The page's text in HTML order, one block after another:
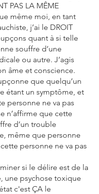
PAS LA MÊME
même moi, en tant
j’ai le DROIT
quant à si telle
souffre d’une
ou autre. J’agis
âme et conscience.
que quelqu’un
étant un symptôme, et
personne ne va pas
n’affirme que cette
d’un trouble
même que personne
personne ne va pas
si le délire est de la
une psychose toxique
c'est ÇA le